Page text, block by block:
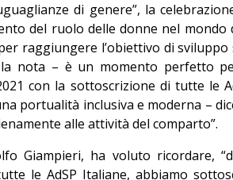
di genere”, la
del ruolo delle donne nel mondo
raggiungere l’obiettivo di sviluppo
la nota – è un momento perfetto
con la sottoscrizione di tutte le
portualità inclusiva e moderna –
alle attività del comparto”.
Giampieri, ha voluto ricordare,
le AdSP Italiane, abbiamo